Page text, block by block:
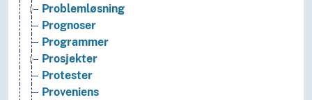
Problemløsning
Prognoser
Programmer
Prosjekter
Protester
Proveniens